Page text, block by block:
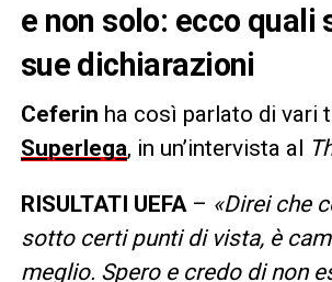
e non solo: ecco quali
sue dichiarazioni
Ceferin ha così parlato di vari
Superlega, in un’intervista al
RISULTATI UEFA – «Direi che
sotto certi punti di vista, è
meglio. Spero e credo di non